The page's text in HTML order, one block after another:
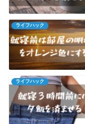
ライフハック
ライフハック